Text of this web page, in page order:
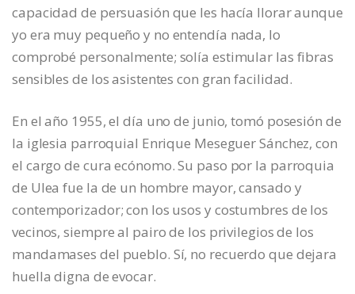
capacidad de persuasión que les hacía llorar aunque
yo era muy pequeño y no entendía nada, lo
comprobé personalmente; solía estimular las fibras
sensibles de los asistentes con gran facilidad.
En el año 1955, el día uno de junio, tomó posesión de
la iglesia parroquial Enrique Meseguer Sánchez, con
el cargo de cura ecónomo. Su paso por la parroquia
de Ulea fue la de un hombre mayor, cansado y
contemporizador; con los usos y costumbres de los
vecinos, siempre al pairo de los privilegios de los
mandamases del pueblo. Sí, no recuerdo que dejara
huella digna de evocar.